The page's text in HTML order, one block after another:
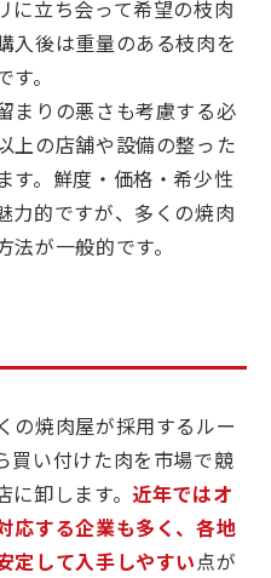
に立ち会って希望の枝肉
入後は重量のある枝肉を
。
まりの悪さも考慮する必
上の店舗や設備の整った
す。鮮度・価格・希少性
力的ですが、多くの焼肉
が一般的です。
の焼肉屋が採用するルー
買い付けた肉を市場で競
卸します。 近年ではオ
応する企業も多く、各地
定して入手しやすい点が